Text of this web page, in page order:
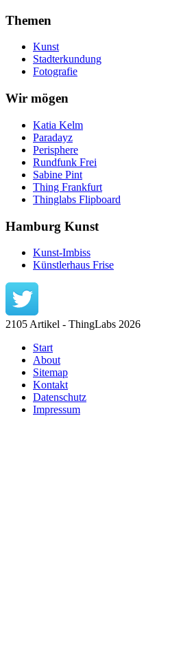
Themen
Kunst
Stadterkundung
Fotografie
Wir mögen
Katia Kelm
Paradayz
Perisphere
Rundfunk Frei
Sabine Pint
Thing Frankfurt
Thinglabs Flipboard
Hamburg Kunst
Kunst-Imbiss
Künstlerhaus Frise
2105 Artikel - ThingLabs 2026
Start
About
Sitemap
Kontakt
Datenschutz
Impressum